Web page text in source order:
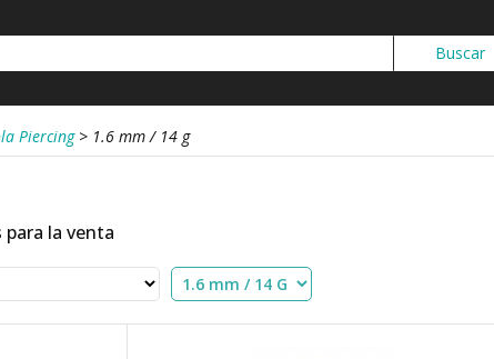
Piercing > 1.6 mm / 14 g
la venta